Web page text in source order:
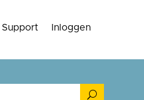
Support Inloggen
U